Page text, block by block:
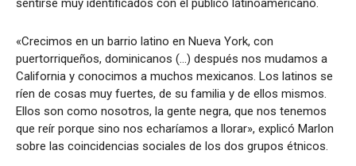
sentirse muy identificados con el público latinoamericano.
«Crecimos en un barrio latino en Nueva York, con
puertorriqueños, dominicanos (…) después nos mudamos a
California y conocimos a muchos mexicanos. Los latinos se
ríen de cosas muy fuertes, de su familia y de ellos mismos.
Ellos son como nosotros, la gente negra, que nos tenemos
que reír porque sino nos echaríamos a llorar», explicó Marlon
sobre las coincidencias sociales de los dos grupos étnicos.